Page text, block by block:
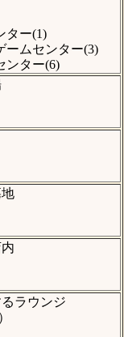
ター(1)
ムセンター(3)
ンター(6)
ラウンジ